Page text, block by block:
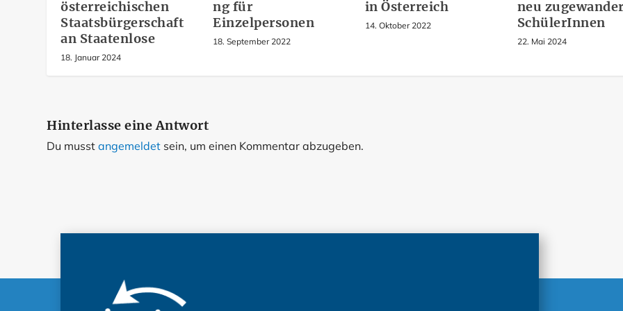
österreichischen
Staatsbürgerschaft
an Staatenlose
18. Januar 2024
ng für
Einzelpersonen
18. September 2022
in Österreich
14. Oktober 2022
neu
SchülerInnen
22. Mai 2024
Hinterlasse eine Antwort
Du musstangemeldet sein, um einen Kommentar abzugeben.